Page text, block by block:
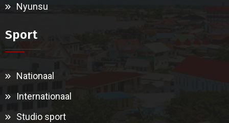
Nyunsu
Sport
Nationaal
Internationaal
Studio sport